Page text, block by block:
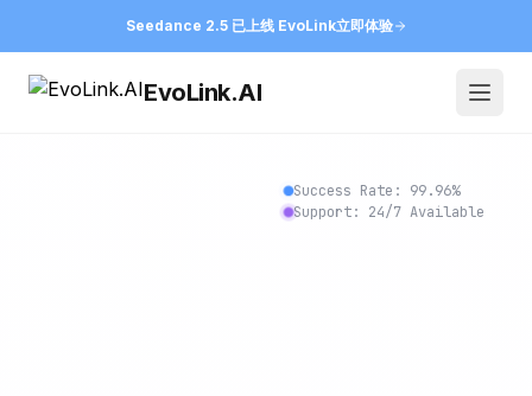
Seedance 2.5 已上线 EvoLink立即体验
EvoLink.AI
Success Rate: 99.96%
Support: 24/7 Available